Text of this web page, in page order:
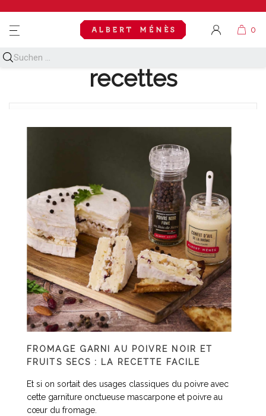
MENU
Découvrez toutes nos
recettes
FROMAGE GARNI AU POIVRE NOIR ET
FRUITS SECS : LA RECETTE FACILE
Et si on sortait des usages classiques du poivre avec
cette garniture onctueuse mascarpone et poivre au
cœur du fromage.